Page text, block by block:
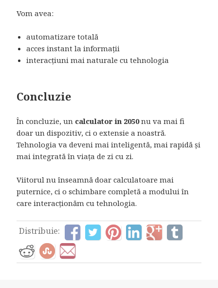
Vom avea:
automatizare totală
acces instant la informații
interacțiuni mai naturale cu tehnologia
Concluzie
În concluzie, un calculator in 2050nu va mai fi
doar un dispozitiv, ci o extensie a noastră.
Tehnologia va deveni mai inteligentă, mai rapidă și
mai integrată în viața de zi cu zi.
Viitorul nu înseamnă doar calculatoare mai
puternice, ci o schimbare completă a modului în
care interacționăm cu tehnologia.
Distribuie: